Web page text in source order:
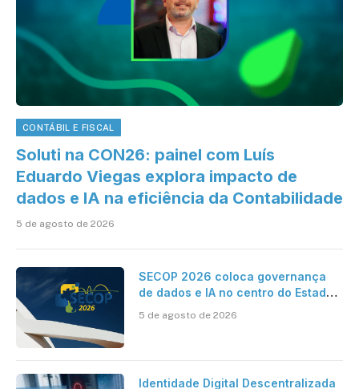
CONTÁBIL E FISCAL
Soluti na CON26: painel com Luís
Eduardo Viegas explora impacto de
dados e IA na eficiência da Contabilidade
5 de agosto de 2026
SECOP 2026 coloca governança
de dados e IA no centro do Estado
5 de agosto de 2026
Identidade Digital Descentralizada